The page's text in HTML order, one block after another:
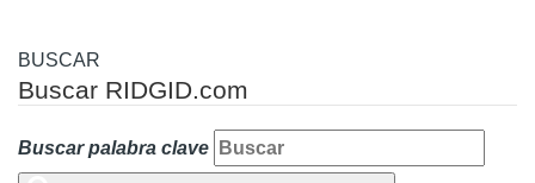
BUSCAR
Buscar RIDGID.com
Buscar palabra clave